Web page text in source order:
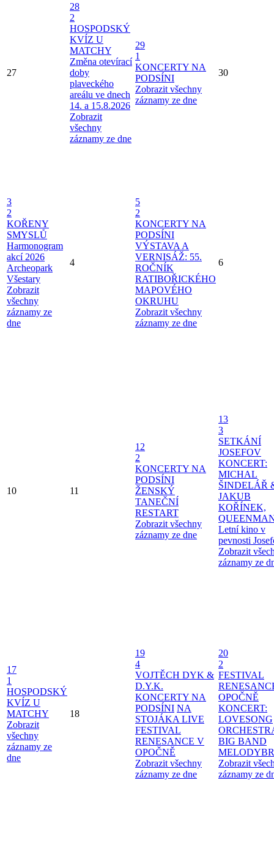
27
28
2
HOSPODSKÝ
KVÍZ U
MATCHY
Změna otevírací
doby
plaveckého
areálu ve dnech
14. a 15.8.2026
Zobrazit
všechny
záznamy ze dne
29
1
KONCERTY NA
PODSÍNI
Zobrazit všechny
záznamy ze dne
30
3
2
KOŘENY
SMYSLŮ
Harmonogram
akcí 2026
Archeopark
Všestary
Zobrazit
všechny
záznamy ze
dne
4
5
2
KONCERTY NA
PODSÍNI
VÝSTAVA A
VERNISÁŽ: 55.
ROČNÍK
RATIBOŘICKÉHO
MAPOVÉHO
OKRUHU
Zobrazit všechny
záznamy ze dne
6
10 11
12
2
KONCERTY NA
PODSÍNI
ŽENSKÝ
TANEČNÍ
RESTART
Zobrazit všechny
záznamy ze dne
13
3
SETKÁNÍ
JOSEFOV
KONCERT:
MICHAL
ŠINDELÁŘ
JAKUB
KOŘÍNEK,
Letní kino v
pevnosti
Zobrazit
záznamy ze
17
1
HOSPODSKÝ
KVÍZ U
MATCHY
Zobrazit
všechny
záznamy ze
dne
18
19
4
VOJTĚCH DYK &
D.Y.K.
KONCERTY NA
PODSÍNI NA
STOJÁKA LIVE
FESTIVAL
RENESANCE V
OPOČNĚ
Zobrazit všechny
záznamy ze dne
20
2
FESTIVAL
OPOČNĚ
KONCERT:
LOVESONG
BIG BAND
Zobrazit
záznamy ze